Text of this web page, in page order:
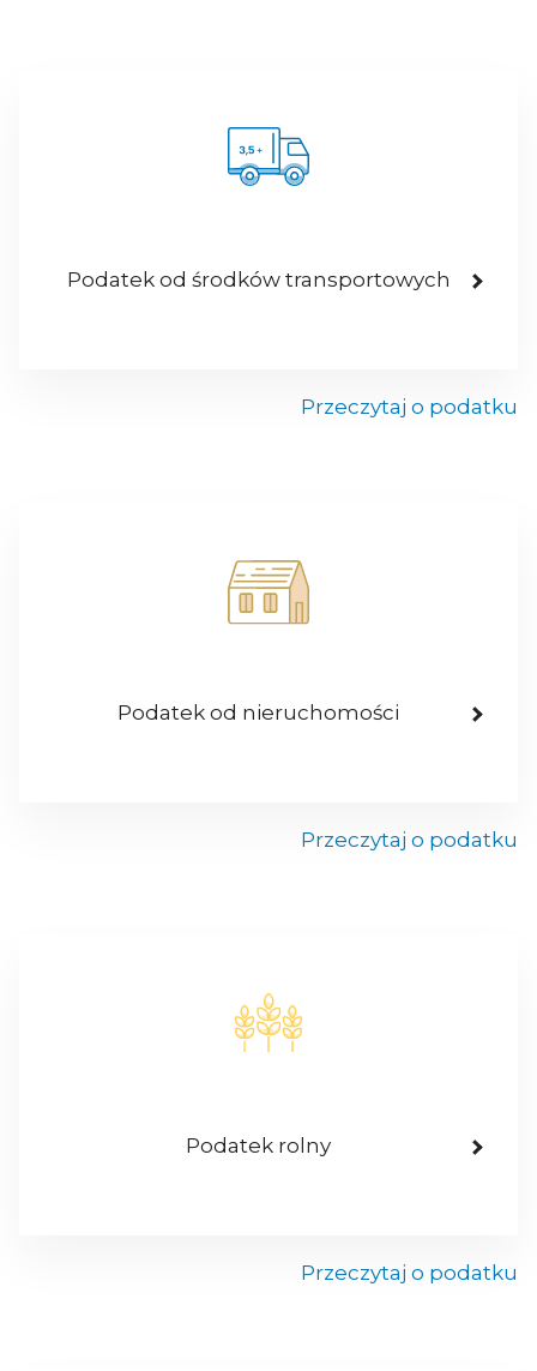
Podatek od środków transportowych
Przeczytaj o podatku
Podatek od nieruchomości
Przeczytaj o podatku
Podatek rolny
Przeczytaj o podatku